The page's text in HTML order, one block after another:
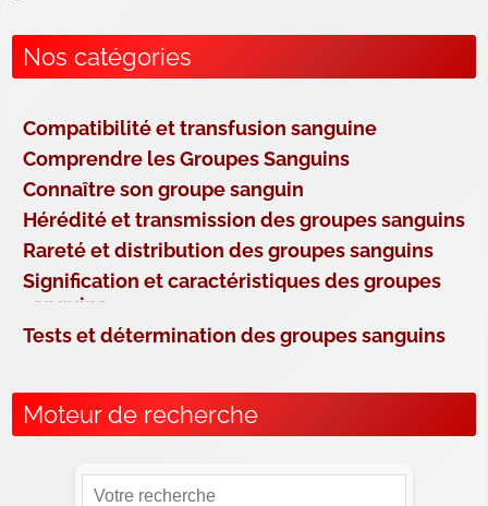
Nos catégories
Compatibilité et transfusion sanguine
Comprendre les Groupes Sanguins
Connaître son groupe sanguin
Hérédité et transmission des groupes sanguins
Rareté et distribution des groupes sanguins
Signification et caractéristiques des groupes
sanguins
Tests et détermination des groupes sanguins
Moteur de recherche